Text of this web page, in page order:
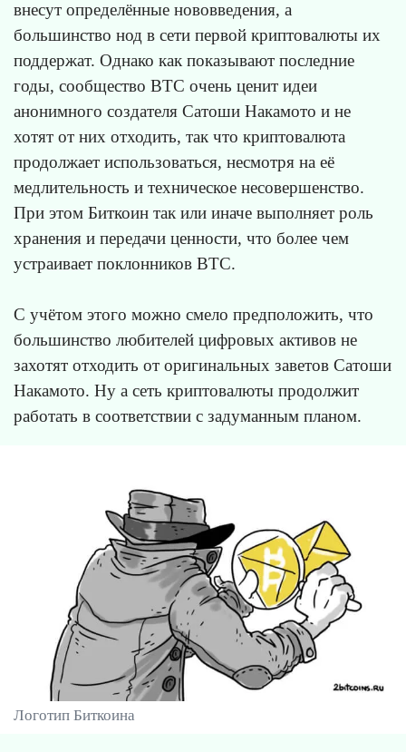
внесут определённые нововведения, а
большинство нод в сети первой криптовалюты их
поддержат. Однако как показывают последние
годы, сообщество BTC очень ценит идеи
анонимного создателя Сатоши Накамото и не
хотят от них отходить, так что криптовалюта
продолжает использоваться, несмотря на её
медлительность и техническое несовершенство.
При этом Биткоин так или иначе выполняет роль
хранения и передачи ценности, что более чем
устраивает поклонников BTC.
С учётом этого можно смело предположить, что
большинство любителей цифровых активов не
захотят отходить от оригинальных заветов Сатоши
Накамото. Ну а сеть криптовалюты продолжит
работать в соответствии с задуманным планом.
Логотип Биткоина